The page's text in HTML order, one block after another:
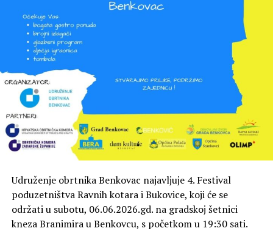
Udruženje obrtnika Benkovac najavljuje 4. Festival
poduzetništva Ravnih kotara i Bukovice, koji će se
održati u subotu, 06.06.2026.gd. na gradskoj šetnici
kneza Branimira u Benkovcu, s početkom u 19:30 sati.